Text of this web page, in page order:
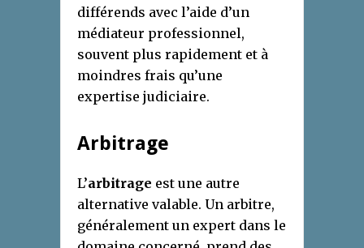
différends avec l’aide d’un
médiateur professionnel,
souvent plus rapidement et à
moindres frais qu’une
expertise judiciaire.
Arbitrage
L’arbitrage est une autre
alternative valable. Un arbitre,
généralement un expert dans le